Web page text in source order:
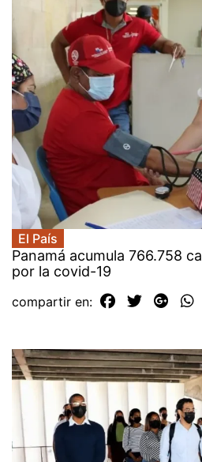
El País
Panamá acumula 766.758
por la covid-19
compartir en: